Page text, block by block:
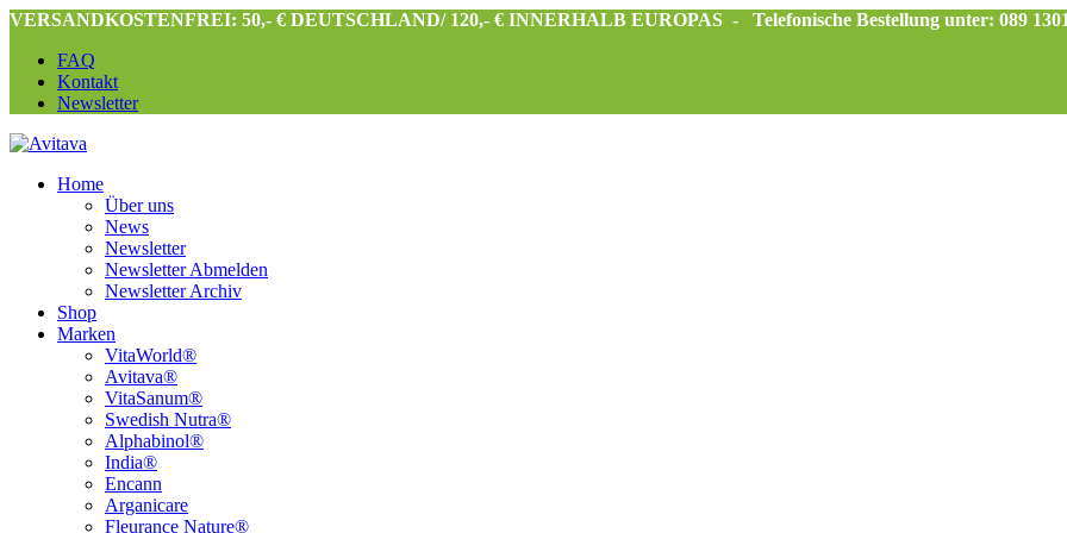
VERSANDKOSTENFREI: 50,- € DEUTSCHLAND/ 120,- € INNERHALB EUROPAS -
Telefonische Bestellung unter: 089
FAQ
Kontakt
Newsletter
Home
Über uns
News
Newsletter
Newsletter Abmelden
Newsletter Archiv
Shop
Marken
VitaWorld®
Avitava®
VitaSanum®
Swedish Nutra®
Alphabinol®
India®
Encann
Arganicare
Fleurance Nature®